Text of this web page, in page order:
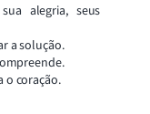
alegria, seus
a solução.
o coração.